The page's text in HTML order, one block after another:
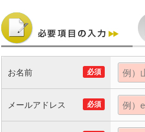
必須
お名前
必須
メールアドレス